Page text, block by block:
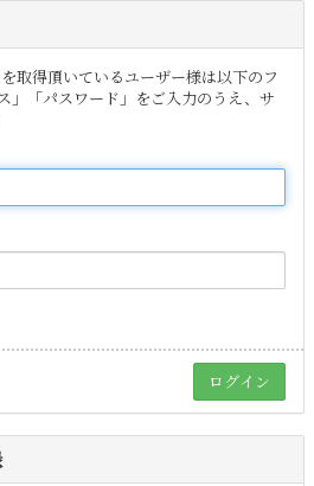
取得頂いているユーザー様は以下のフ
」「パスワード」をご入力のうえ、サ